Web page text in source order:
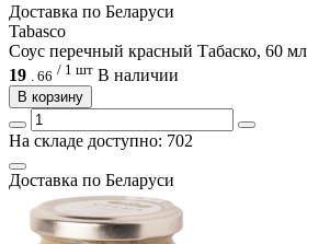
Доcтавка по Беларуси
Tabasco
Соус перечный красный Табаско, 60 мл
19 . 66 / 1 шт В наличии
В корзину
На складе доступно: 702
Доcтавка по Беларуси